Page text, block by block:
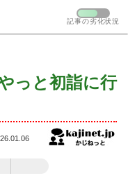
っと初詣に行
記事の劣化状況